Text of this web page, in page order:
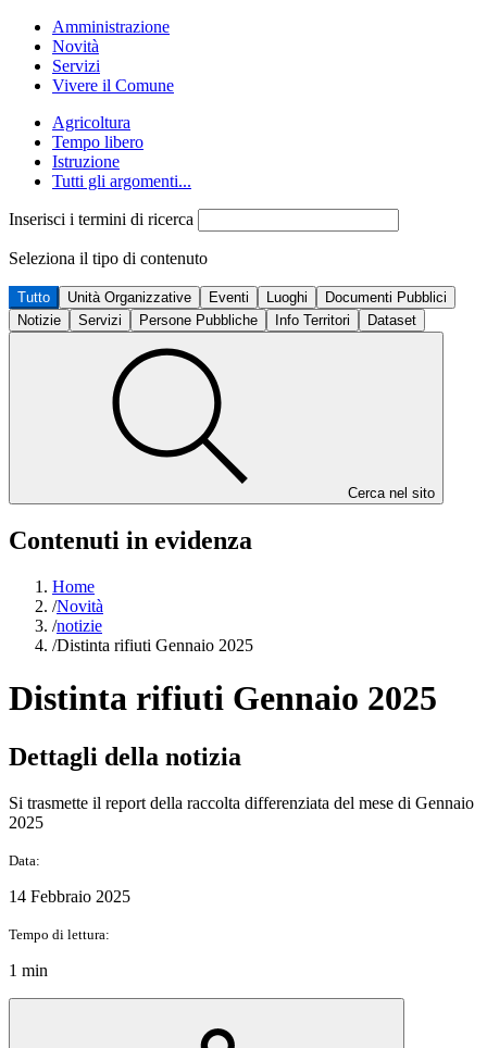
Amministrazione
Novità
Servizi
Vivere il Comune
Agricoltura
Tempo libero
Istruzione
Tutti gli argomenti...
Inserisci i termini di ricerca
Seleziona il tipo di contenuto
Tutto Unità Organizzative Eventi Luoghi
Documenti Pubblici
Notizie
Servizi Persone Pubbliche Info Territori Dataset
Cerca nel sito
Contenuti in evidenza
Home
/Novità
/notizie
/Distinta rifiuti Gennaio 2025
Distinta rifiuti Gennaio 2025
Dettagli della notizia
Si trasmette il report della raccolta differenziata del mese di Gennaio
2025
Data:
14 Febbraio 2025
Tempo di lettura:
1 min